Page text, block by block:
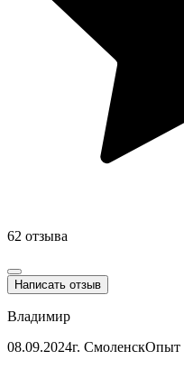
62 отзыва
Написать отзыв
Владимир
08.09.2024г. СмоленскОпыт